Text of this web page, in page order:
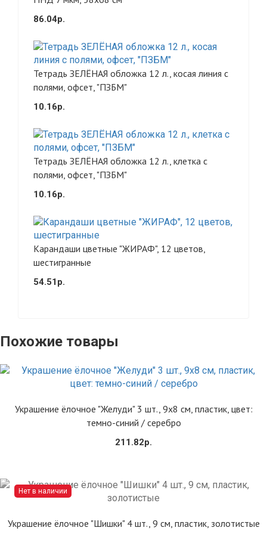
86.04р.
Тетрадь ЗЕЛЁНАЯ обложка 12 л., косая линия с
полями, офсет, "ПЗБМ"
10.16р.
Тетрадь ЗЕЛЁНАЯ обложка 12 л., клетка с
полями, офсет, "ПЗБМ"
10.16р.
Карандаши цветные "ЖИРАФ", 12 цветов,
шестигранные
54.51р.
Похожие товары
Купить
Украшение ёлочное "Желуди" 3 шт., 9х8 см, пластик, цвет:
темно-синий / серебро
211.82р.
Нет в наличии
Сообщить
Украшение ёлочное "Шишки" 4 шт., 9 см, пластик, золотистые